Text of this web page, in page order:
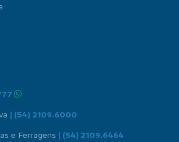
| (54) 2109.6000
e Ferragens | (54) 2109.6464